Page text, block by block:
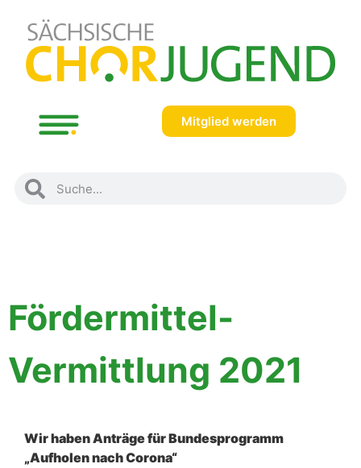
Mitglied werden
Fördermittel-
Vermittlung 2021
Wir haben Anträge für Bundesprogramm
„Aufholen nach Corona“